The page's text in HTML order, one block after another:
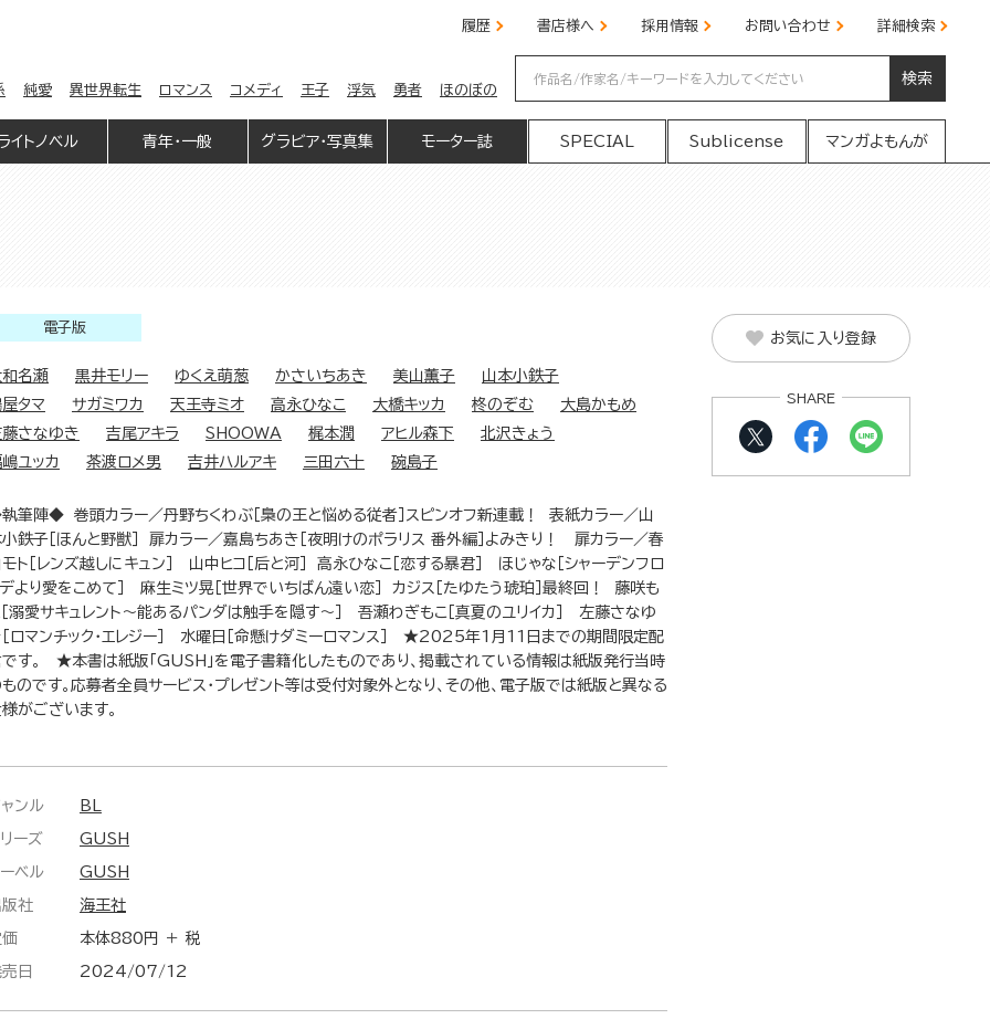
履歴 書店様へ 採用情報 お問い合わせ 詳細検索
純愛 異世界転生 ロマンス コメディ 王子 浮気 勇者 ほのぼの
検索
イトノベル 青年・一般 グラビア・写真集 モーター誌 SPECIAL Sublicense マンガよもんが
電子版
名瀬 黒井モリー ゆくえ萌葱 かさいちあき 美山薫子
山本小鉄子
タマ
サガミワカ 天王寺ミオ 高永ひなこ 大橋キッカ 柊のぞむ
大島かもめ
さなゆき
吉尾アキラ SHOOWA 梶本潤 アヒル森下
北沢きょう
ユッカ
茶渡ロメ男 吉井ハルアキ 三田六十 碗島子
筆陣◆ 巻頭カラー／丹野ちくわぶ［梟の王と悩める従者］スピンオフ新連載！ 表紙カラー／山
鉄子［ほんと野獣］ 扉カラー／嘉島ちあき［夜明けのポラリス 番外編］よみきり！ 扉カラー／春
ト［レンズ越しにキュン］ 山中ヒコ［后と河］ 高永ひなこ［恋する暴君］ ほじゃな［シャーデンフロ
より愛をこめて］ 麻生ミツ晃［世界でいちばん遠い恋］ カジス［たゆたう琥珀］最終回！ 藤咲も
溺愛サキュレント～能あるパンダは触手を隠す～］ 吾瀬わぎもこ［真夏のユリイカ］ 左藤さなゆ
ロマンチック・エレジー］ 水曜日［命懸けダミーロマンス］ ★2025年1月11日までの期間限定配
す。 ★本書は紙版「GUSH」を電子書籍化したものであり、掲載されている情報は紙版発行当時
のです。応募者全員サービス・プレゼント等は受付対象外となり、その他、電子版では紙版と異なる
がございます。
ンル BL
ーズ GUSH
ベル GUSH
社 海王社
本体880円 ＋ 税
日 2024/07/12
お気に入り登録
SHARE